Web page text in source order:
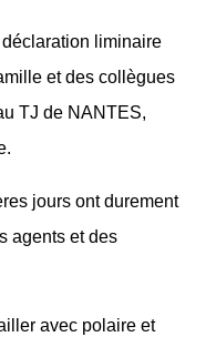
liminaire
et des collègues
TJ de NANTES,
jours ont durement
agents et des
avec polaire et